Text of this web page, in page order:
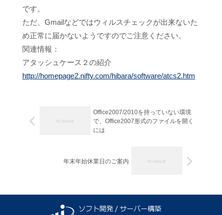
です。
ただ、Gmailなどではウィルスチェックが出来ないた
め正常に届かないようですのでご注意ください。
関連情報：
アタッシュケース２の紹介
http://homepage2.nifty.com/hibara/software/atcs2.htm
Office2007/2010を持っていない環境
で、Office2007形式のファイルを開く
には
年末年始休業日のご案内